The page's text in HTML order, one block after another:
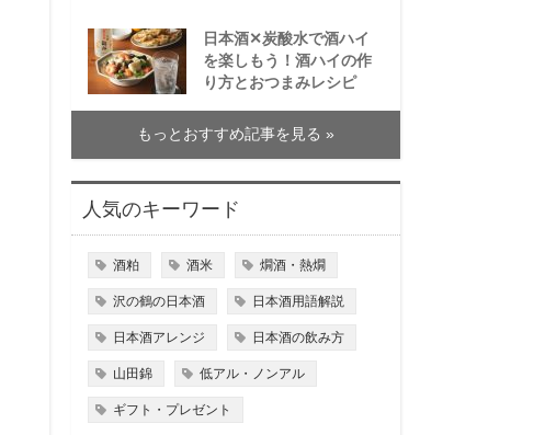
日本酒✕炭酸水で酒ハイ
を楽しもう！酒ハイの作
り方とおつまみレシピ
もっとおすすめ記事を見る »
人気のキーワード
酒粕 酒米 燗酒・熱燗
沢の鶴の日本酒 日本酒用語解説
日本酒アレンジ 日本酒の飲み方
山田錦 低アル・ノンアル
ギフト・プレゼント